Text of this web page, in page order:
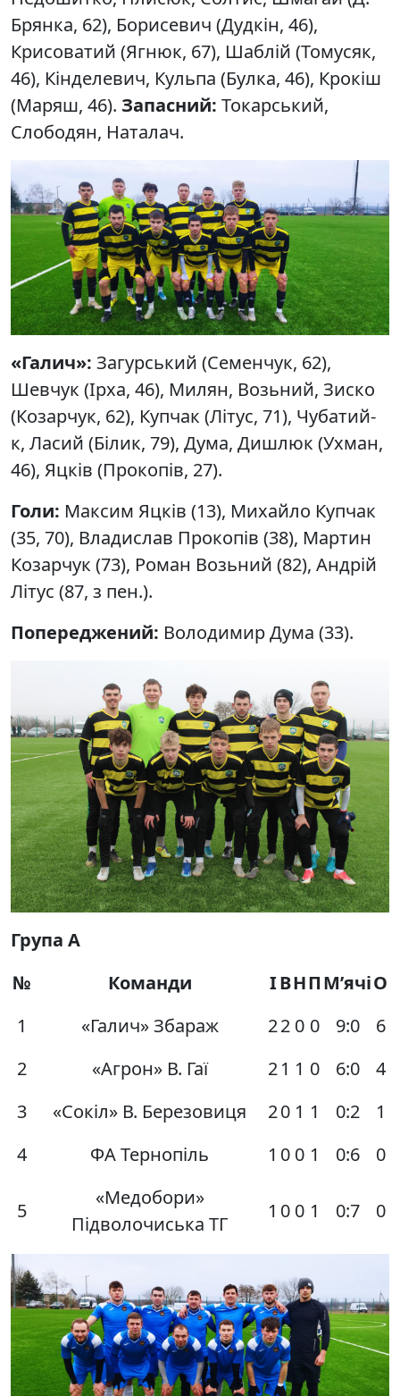
Брянка, 62), Борисевич (Дудкін, 46),
Крисоватий (Ягнюк, 67), Шаблій (Томусяк,
46), Кінделевич, Кульпа (Булка, 46), Крокіш
(Маряш, 46). Запасний: Токарський,
Слободян, Наталач.
«Галич»: Загурський (Семенчук, 62),
Шевчук (Ірха, 46), Милян, Возьний, Зиско
(Козарчук, 62), Купчак (Літус, 71), Чубатий-
к, Ласий (Білик, 79), Дума, Дишлюк (Ухман,
46), Яцків (Прокопів, 27).
Голи: Максим Яцків (13), Михайло Купчак
(35, 70), Владислав Прокопів (38), Мартин
Козарчук (73), Роман Возьний (82), Андрій
Літус (87, з пен.).
Попереджений: Володимир Дума (33).
Група А
№
Команди ІВНПМ’ячіО
1
«Галич» Збараж 22 0 0 9:0
6
2
«Агрон» В. Гаї 21 1 0 6:0
4
3
«Сокіл» В. Березовиця 20 1 1 0:2
1
4
ФА Тернопіль 1 0 0 1 0:6 0
5
«Медобори»
Підволочиська ТГ
1 0 0 1 0:7 0